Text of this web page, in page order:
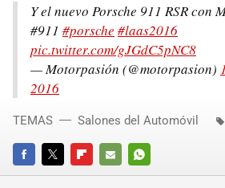
Y el nuevo Porsche 911 RSR con
#911 #porsche #laas2016
pic.twitter.com/gJGdC5pNC8
— Motorpasión (@motorpasion)
2016
FACEBOOKTWITTERFLIPBOARD
E-
WHATSAPP
TEMAS Salones del Automóvil